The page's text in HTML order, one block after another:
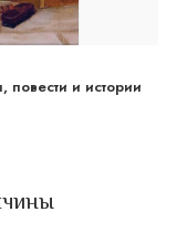
повести и истории